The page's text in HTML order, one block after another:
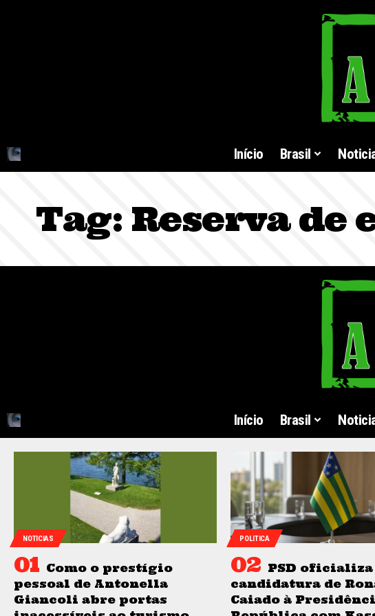
Início Brasil
Tag: Reserva de
Início Brasil
NOTICIAS
Como o prestígio
pessoal de Antonella
Giancoli abre portas
POLITICA
PSD oficializa
candidatura de
Caiado à